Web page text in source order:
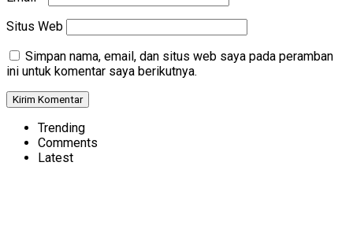
Situs Web
Simpan nama, email, dan situs web saya pada peramban
ini untuk komentar saya berikutnya.
Trending
Comments
Latest